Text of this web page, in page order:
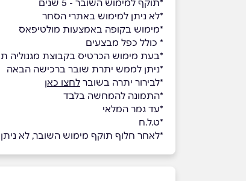
*תוקף למימוש השובר - 5 שנים
*לא ניתן למימוש באתרי הסחר
*מימוש בקופה באמצעות מולטיפאס
* כולל כפל מבצעים
*בעת מימוש הכרטיס בקבוצת מגנוליה תכשיטי כסף
*ניתן לממש יתרת שובר ברכישה הבאה
*לבירור יתרה בשובר לחצו כאן
*התמונה להמחשה בלבד
*עד גמר המלאי
*ט.ל.ח
*לאחר חלוף תוקף מימוש השובר, לא ניתן